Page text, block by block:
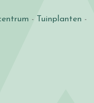
- Tuinplanten -